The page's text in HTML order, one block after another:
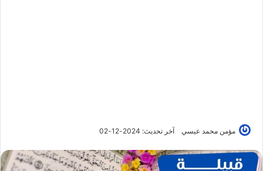
مؤمن محمد عيسي آخر تحديث: 2024-12-02